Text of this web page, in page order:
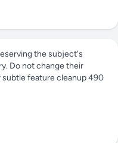
the subject's
Do not change their
subtle feature cleanup 490